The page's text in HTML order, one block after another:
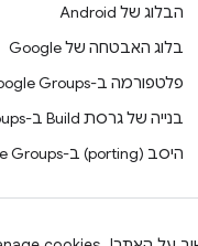
הבלוג של Android
בלוג האבטחה של Google
פלטפורמה ב-Google Groups
בנייה של גרסת Build ב-Google Groups
היסב (porting) ב-Google Groups